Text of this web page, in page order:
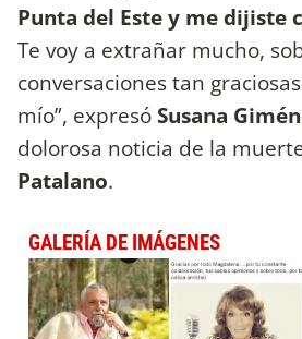
Punta del Este y me dijiste
Te voy a extrañar mucho,
conversaciones tan
mío”, expresóSusana
dolorosa noticia de la
Patalano.
GALERÍA DE IMÁGENES